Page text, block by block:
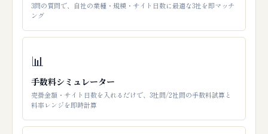
3問の質問で、自社の業種・規模・サイト日数に最適な3社を即マッチ
ング
📊
手数料シミュレーター
売掛金額・サイト日数を入れるだけで、3社間/2社間の手数料試算と
料率レンジを即時計算